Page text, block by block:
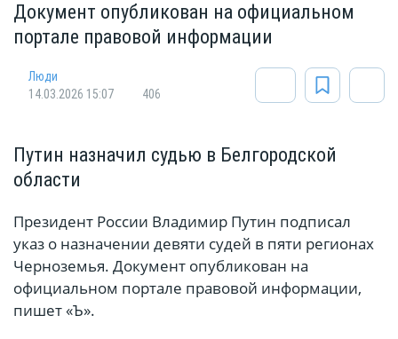
Документ опубликован на официальном
портале правовой информации
Люди
14.03.2026 15:07
406
Путин назначил судью в Белгородской
области
Президент России Владимир Путин подписал
указ о назначении девяти судей в пяти регионах
Черноземья. Документ опубликован на
официальном портале правовой информации,
пишет «Ъ».